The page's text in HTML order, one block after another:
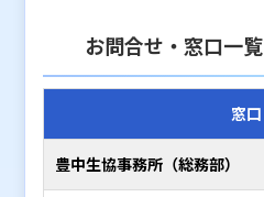
お問合せ・窓口一覧
窓口
豊中生協事務所（総務部）